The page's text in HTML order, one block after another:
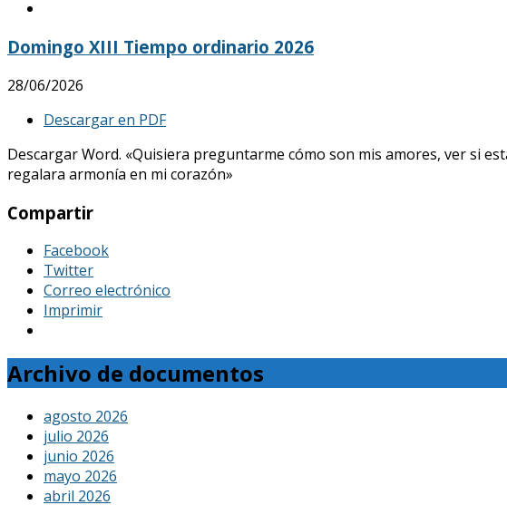
Domingo XIII Tiempo ordinario 2026
28/06/2026
Descargar en PDF
Descargar Word. «Quisiera preguntarme cómo son mis amores, ver si
regalara armonía en mi corazón»
Compartir
Facebook
Twitter
Correo electrónico
Imprimir
Archivo de documentos
agosto 2026
julio 2026
junio 2026
mayo 2026
abril 2026